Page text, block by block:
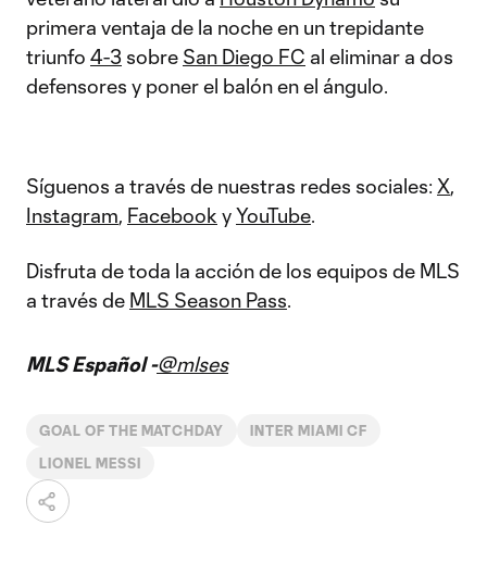
primera ventaja de la noche en un trepidante
triunfo 4-3 sobre San Diego FC al eliminar a dos
defensores y poner el balón en el ángulo.
Síguenos a través de nuestras redes sociales: X,
Instagram, Facebook yYouTube.
Disfruta de toda la acción de los equipos de MLS
a través de MLS Season Pass.
MLS Español -@mlses
GOAL OF THE MATCHDAY INTER MIAMI CF
LIONEL MESSI